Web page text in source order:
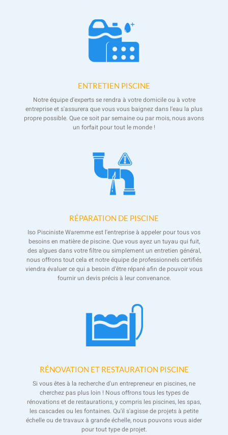
ENTRETIEN PISCINE
Notre équipe d'experts se rendra à votre domicile ou à votre
entreprise et s'assurera que vous vous baignez dans l'eau la plus
propre possible. Que ce soit par semaine ou par mois, nous avons
un forfait pour tout le monde !
RÉPARATION DE PISCINE
Iso Pisciniste Waremme est l'entreprise à appeler pour tous vos
besoins en matière de piscine. Que vous ayez un tuyau qui fuit,
des algues dans votre filtre ou simplement un entretien général,
nous offrons tout cela et notre équipe de professionnels certifiés
viendra évaluer ce qui a besoin d'être réparé afin de pouvoir vous
fournir un devis précis à leur convenance.
RÉNOVATION ET RESTAURATION PISCINE
Si vous êtes à la recherche d'un entrepreneur en piscines, ne
cherchez pas plus loin ! Nous offrons tous les types de
rénovations et de restaurations, y compris les piscines, les spas,
les cascades ou les fontaines. Qu'il s'agisse de projets à petite
échelle ou de travaux à grande échelle, nous pouvons vous aider
pour tout type de projet.